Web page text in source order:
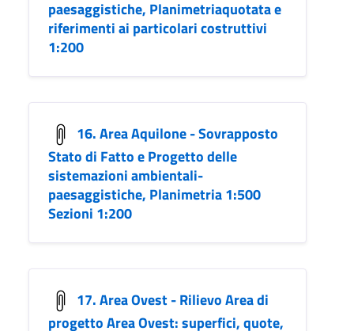
paesaggistiche, Planimetriaquotata e
riferimenti ai particolari costruttivi
1:200
16. Area Aquilone - Sovrapposto
Stato di Fatto e Progetto delle
sistemazioni ambientali-
paesaggistiche, Planimetria 1:500
Sezioni 1:200
17. Area Ovest - Rilievo Area di
progetto Area Ovest: superfici, quote,